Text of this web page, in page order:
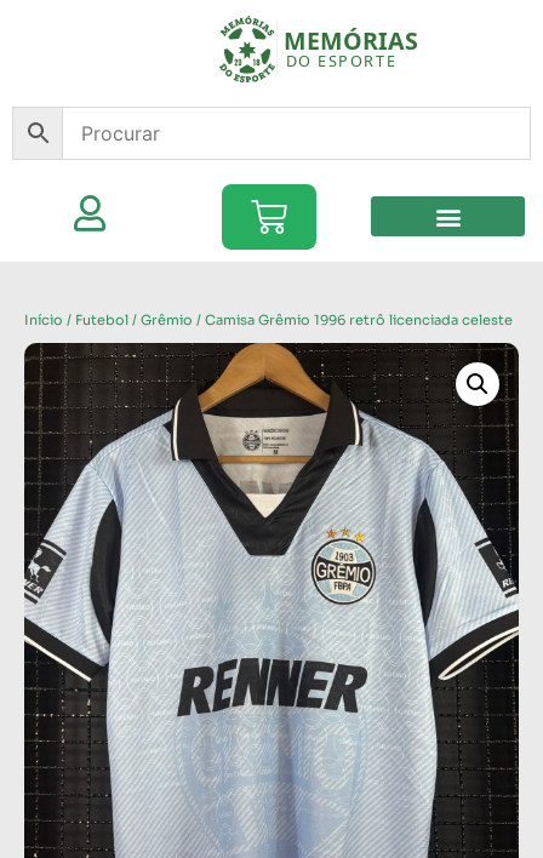
Início / Futebol / Grêmio / Camisa Grêmio 1996 retrô licenciada celeste